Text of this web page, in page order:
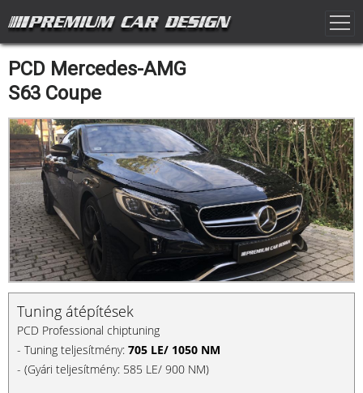
PCD Mercedes-AMG
S63 Coupe
Tuning átépítések
PCD Professional chiptuning
- Tuning teljesítmény: 705 LE/ 1050 NM
- (Gyári teljesítmény: 585 LE/ 900 NM)